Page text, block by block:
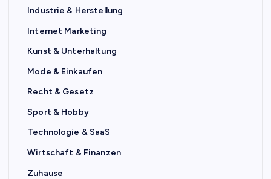
Industrie & Herstellung
Internet Marketing
Kunst & Unterhaltung
Mode & Einkaufen
Recht & Gesetz
Sport & Hobby
Technologie & SaaS
Wirtschaft & Finanzen
Zuhause